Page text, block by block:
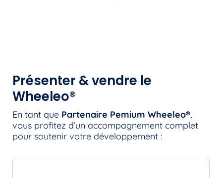
Présenter & vendre le
Wheeleo®
En tant que Partenaire Pemium Wheeleo®,
vous profitez d’un accompagnement complet
pour soutenir votre développement :